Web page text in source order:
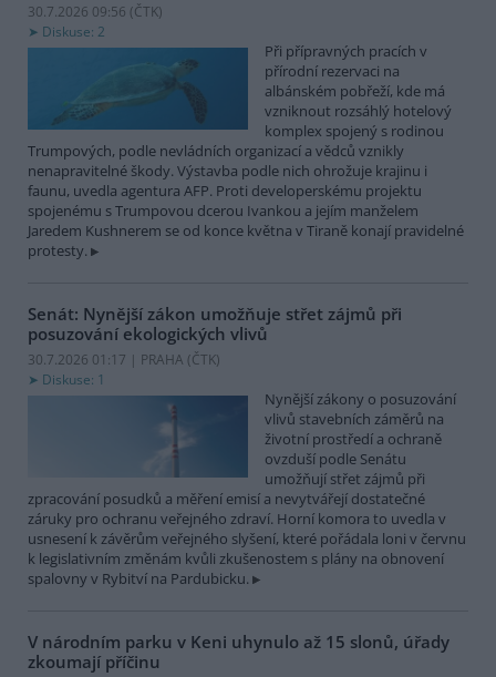
30.7.2026 09:56 (ČTK)
Diskuse: 2
Při přípravných pracích v
přírodní rezervaci na
albánském pobřeží, kde má
vzniknout rozsáhlý hotelový
komplex spojený s rodinou
Trumpových, podle nevládních organizací a vědců vznikly
nenapravitelné škody. Výstavba podle nich ohrožuje krajinu i
faunu, uvedla agentura AFP. Proti developerskému projektu
spojenému s Trumpovou dcerou Ivankou a jejím manželem
Jaredem Kushnerem se od konce května v Tiraně konají pravidelné
protesty.
Senát: Nynější zákon umožňuje střet zájmů při
posuzování ekologických vlivů
30.7.2026 01:17 | PRAHA (ČTK)
Diskuse: 1
Nynější zákony o posuzování
vlivů stavebních záměrů na
životní prostředí a ochraně
ovzduší podle Senátu
umožňují střet zájmů při
zpracování posudků a měření emisí a nevytvářejí dostatečné
záruky pro ochranu veřejného zdraví. Horní komora to uvedla v
usnesení k závěrům veřejného slyšení, které pořádala loni v červnu
k legislativním změnám kvůli zkušenostem s plány na obnovení
spalovny v Rybitví na Pardubicku.
V národním parku v Keni uhynulo až 15 slonů, úřady
zkoumají příčinu